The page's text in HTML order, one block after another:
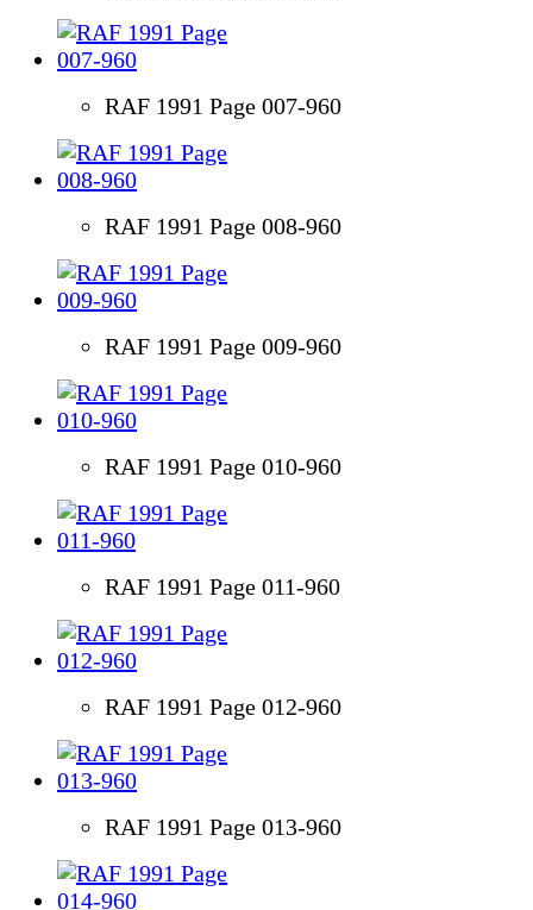
RAF 1991 Page 007-960
RAF 1991 Page 008-960
RAF 1991 Page 009-960
RAF 1991 Page 010-960
RAF 1991 Page 011-960
RAF 1991 Page 012-960
RAF 1991 Page 013-960